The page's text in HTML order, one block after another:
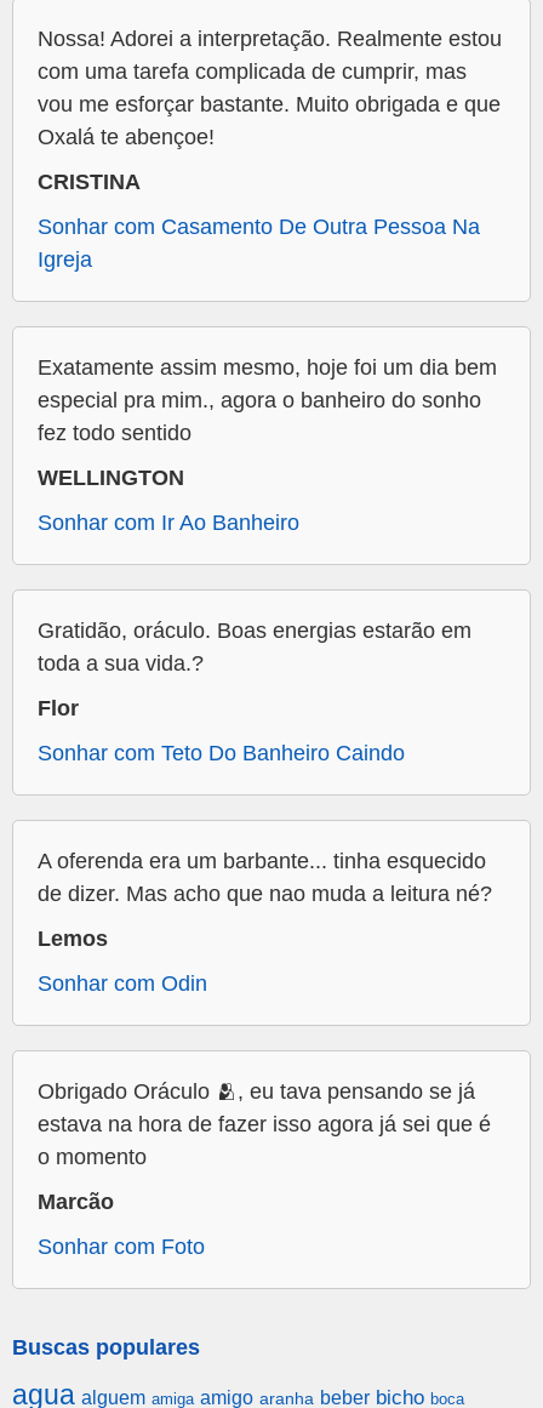
Nossa! Adorei a interpretação. Realmente estou
com uma tarefa complicada de cumprir, mas
vou me esforçar bastante. Muito obrigada e que
Oxalá te abençoe!
CRISTINA
Sonhar com Casamento De Outra Pessoa Na
Igreja
Exatamente assim mesmo, hoje foi um dia bem
especial pra mim., agora o banheiro do sonho
fez todo sentido
WELLINGTON
Sonhar com Ir Ao Banheiro
Gratidão, oráculo. Boas energias estarão em
toda a sua vida.?
Flor
Sonhar com Teto Do Banheiro Caindo
A oferenda era um barbante... tinha esquecido
de dizer. Mas acho que nao muda a leitura né?
Lemos
Sonhar com Odin
Obrigado Oráculo 🫂, eu tava pensando se já
estava na hora de fazer isso agora já sei que é
o momento
Marcão
Sonhar com Foto
Buscas populares
agua alguem amiga amigo aranha beber bicho boca